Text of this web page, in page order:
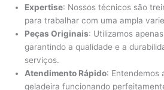
Expertise: Nossos técnicos são
para trabalhar com uma ampla
Peças Originais: Utilizamos
garantindo a qualidade e a
serviços.
Atendimento Rápido: Entendemos
geladeira funcionando